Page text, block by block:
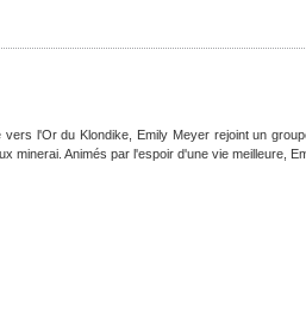
l'Or du Klondike, Emily Meyer rejoint un
minerai. Animés par l'espoir d'une vie meilleure,